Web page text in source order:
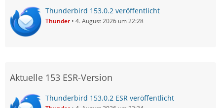
Thunderbird 153.0.2 veröffentlicht
Thunder 4. August 2026 um 22:28
Aktuelle 153 ESR-Version
Thunderbird 153.0.2 ESR veröffentlicht